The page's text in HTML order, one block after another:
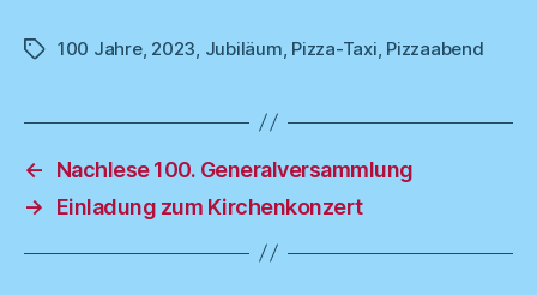
Schlagwörter
100 Jahre, 2023, Jubiläum, Pizza-Taxi, Pizzaabend
←
Nachlese 100. Generalversammlung
→
Einladung zum Kirchenkonzert